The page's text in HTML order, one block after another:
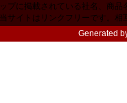
プに掲載されている社名、商
当サイトはリンクフリーです。相
Generated